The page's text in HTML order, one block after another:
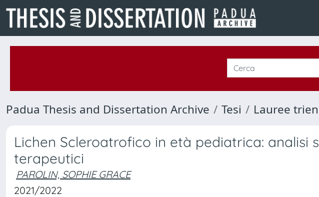
Padua Thesis and Dissertation Archive Tesi Lauree
Lichen Scleroatrofico in età pediatrica: analisi
terapeutici
PAROLIN, SOPHIE GRACE
2021/2022